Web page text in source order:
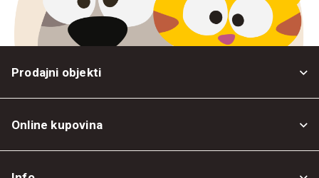
Prodajni objekti
Online kupovina